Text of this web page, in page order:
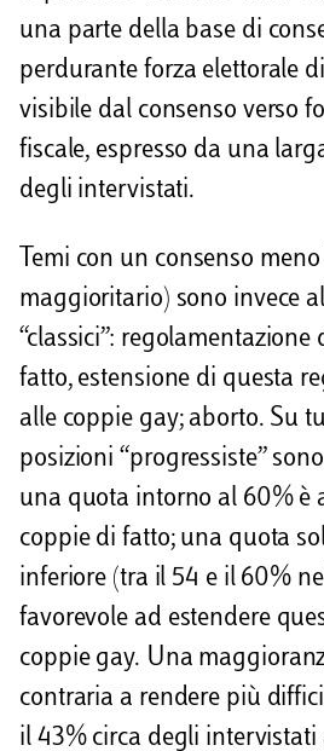
una parte della base di
perdurante forza elettorale
visibile dal consenso verso
fiscale, espresso da una
degli intervistati.
Temi con un consenso
maggioritario) sono invece
“classici”: regolamentazione
fatto, estensione di questa
alle coppie gay; aborto. Su
posizioni “progressiste”
una quota intorno al 60% è
coppie di fatto; una quota
inferiore (tra il 54 e il 60%
favorevole ad estendere
coppie gay. Una
contraria a rendere più
il 43% circa degli intervistati